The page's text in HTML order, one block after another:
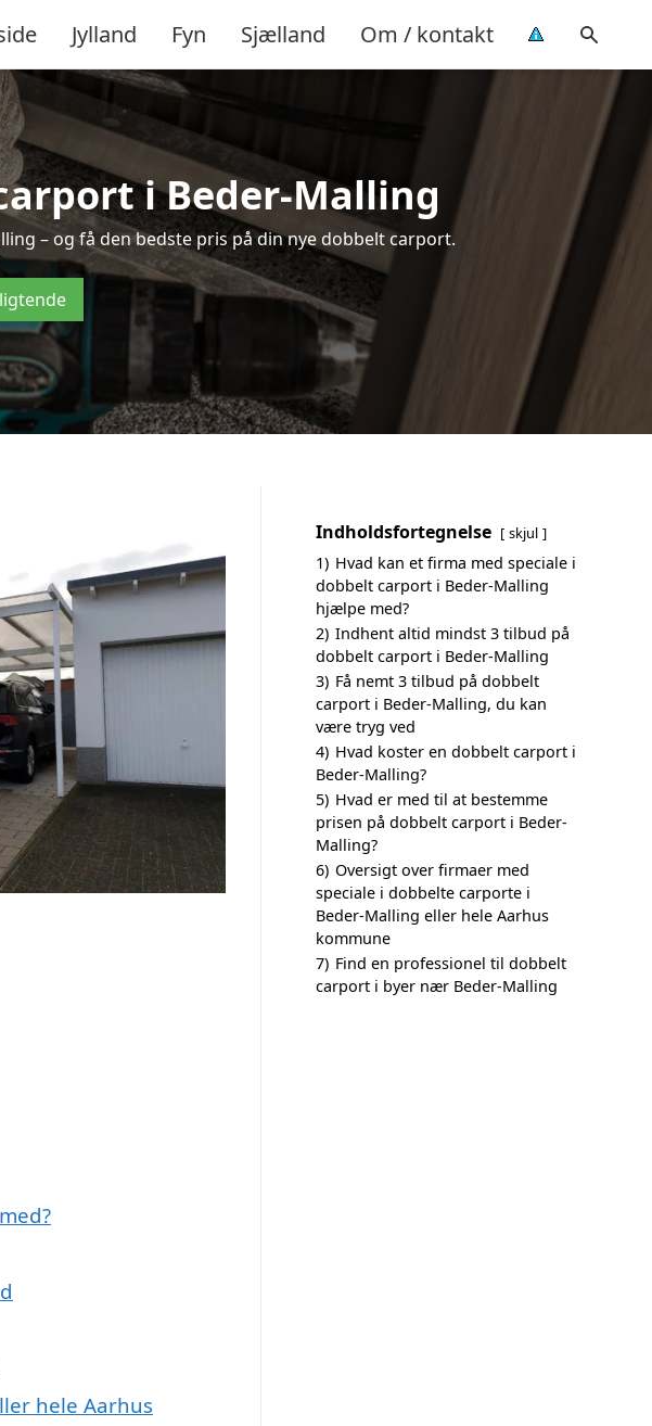
Jylland Fyn Sjælland Om / kontakt
i Beder-Malling
– og få den bedste pris på din nye dobbelt carport.
hele Aarhus
Indholdsfortegnelse skjul
1) Hvad kan et firma med speciale i
dobbelt carport i Beder-Malling
hjælpe med?
2) Indhent altid mindst 3 tilbud på
dobbelt carport i Beder-Malling
3) Få nemt 3 tilbud på dobbelt
carport i Beder-Malling, du kan
være tryg ved
4) Hvad koster en dobbelt carport i
Beder-Malling?
5) Hvad er med til at bestemme
prisen på dobbelt carport i Beder-
Malling?
6) Oversigt over firmaer med
speciale i dobbelte carporte i
Beder-Malling eller hele Aarhus
kommune
7) Find en professionel til dobbelt
carport i byer nær Beder-Malling